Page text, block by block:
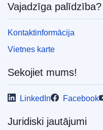
Vajadzīga palīdzība?
Kontaktinformācija
Vietnes karte
Sekojiet mums!
LinkedIn Facebook
Juridiski jautājumi